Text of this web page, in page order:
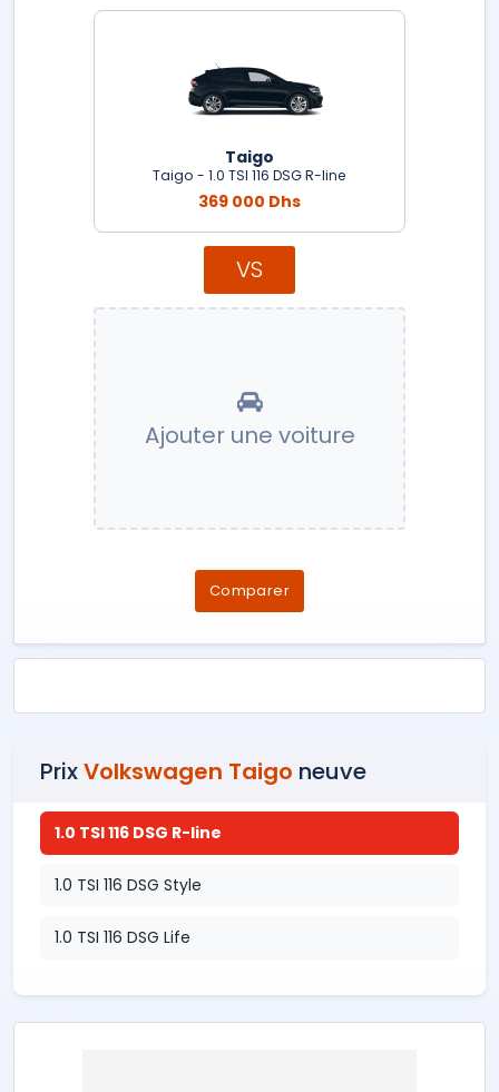
Taigo
Taigo - 1.0 TSI 116 DSG R-line
369 000 Dhs
VS
Ajouter une voiture
Comparer
PrixVolkswagen Taigo neuve
1.0 TSI 116 DSG R-line
1.0 TSI 116 DSG Style
1.0 TSI 116 DSG Life